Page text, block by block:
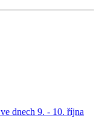
dnech 9. - 10. října